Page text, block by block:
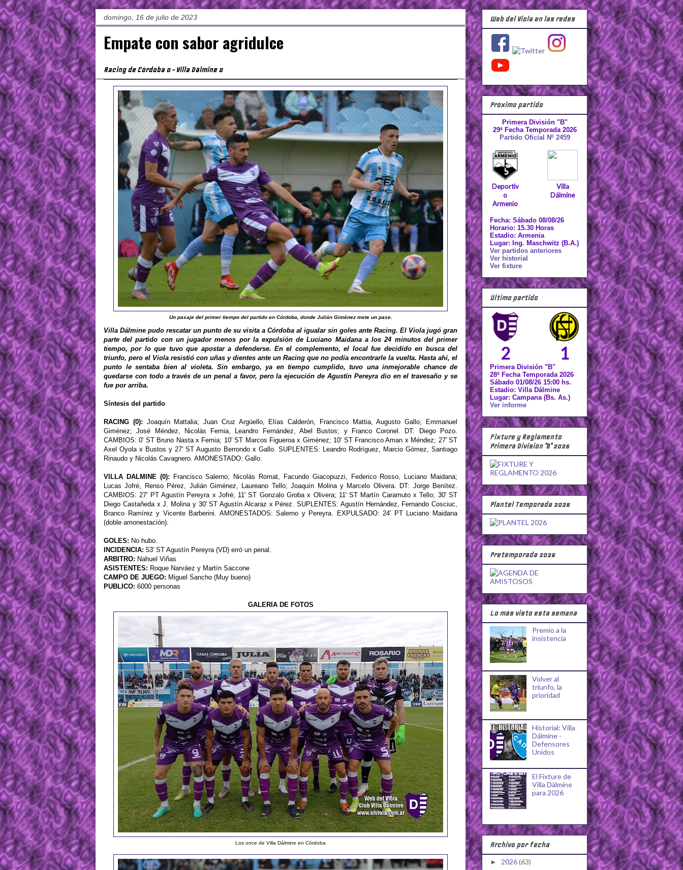
domingo, 16 de julio de 2023
Empate con sabor agridulce
Racing de Córdoba 0 - Villa Dálmine 0
Un pasaje del primer tiempo del partido en Córdoba, donde Julián Giménez mete un pase.
Villa Dálmine pudo rescatar un punto de su visita a Córdoba al igualar sin goles ante Racing. El Viola jugó gran
parte del partido con un jugador menos por la expulsión de Luciano Maidana a los 24 minutos del primer
tiempo, por lo que tuvo que apostar a defenderse. En el complemento, el local fue decidido en busca del
triunfo, pero el Viola resistió con uñas y dientes ante un Racing que no podía encontrarle la vuelta. Hasta ahí, el
punto le sentaba bien al violeta. Sin embargo, ya en tiempo cumplido, tuvo una inmejorable chance de
quedarse con todo a través de un penal a favor, pero la ejecución de Agustín Pereyra dio en el travesaño y se
fue por arriba.
Síntesis del partido
RACING (0): Joaquín Mattalia; Juan Cruz Argüello, Elías Calderón, Francisco Mattia, Augusto Gallo; Emmanuel
Giménez; José Méndez, Nicolás Femia, Leandro Fernández, Abel Bustos; y Franco Coronel. DT: Diego Pozo.
CAMBIOS: 0' ST Bruno Nasta x Femia; 10' ST Marcos Figueroa x Giménez; 10' ST Francisco Aman x Méndez; 27' ST
Axel Oyola x Bustos y 27' ST Augusto Berrondo x Gallo. SUPLENTES: Leandro Rodríguez, Marcio Gómez, Santiago
Rinaudo y Nicolás Cavagnero. AMONESTADO: Gallo.
VILLA DALMINE (0): Francisco Salerno; Nicolás Romat, Facundo Giacopuzzi, Federico Rosso, Luciano Maidana;
Lucas Jofré, Renso Pérez, Julián Giménez, Laureano Tello; Joaquín Molina y Marcelo Olivera. DT: Jorge Benítez.
CAMBIOS: 27' PT Agustín Pereyra x Jofré; 11' ST Gonzalo Groba x Olivera; 11' ST Martín Caramuto x Tello; 30' ST
Diego Castañeda x J. Molina y 30' ST Agustín Alcaraz x Pérez. SUPLENTES: Agustín Hernández, Fernando Cosciuc,
Branco Ramírez y Vicente Barberini. AMONESTADOS: Salerno y Pereyra. EXPULSADO: 24' PT Luciano Maidana
(doble amonestación).
GOLES: No hubo.
INCIDENCIA: 53' ST Agustín Pereyra (VD) erró un penal.
ARBITRO: Nahuel Viñas
ASISTENTES: Roque Narváez y Martín Saccone
CAMPO DE JUEGO: Miguel Sancho (Muy bueno)
PUBLICO: 6000 personas
GALERIA DE FOTOS
Los once de Villa Dálmine en Córdoba
Web del Viola en las redes
Próximo partido
Primera División "B"
29ª Fecha Temporada 2026
Partido Oficial Nº 2459
Deportiv
o
Armenio
Villa
Dálmine
Fecha: Sábado 08/08/26
Horario: 15.30 Horas
Estadio: Armenia
Lugar: Ing. Maschwitz (B.A.)
Ver partidos anteriores
Ver historial
Ver fixture
Último partido
2 1
Primera División "B"
28ª Fecha Temporada 2026
Sábado 01/08/26 15:00 hs.
Estadio: Villa Dálmine
Lugar: Campana (Bs. As.)
Ver informe
Fixture y Reglamento
Primera División "B" 2026
Plantel Temporada 2026
Pretemporada 2026
Lo más visto esta semana
Premio a la
insistencia
Volver al
triunfo, la
prioridad
Historial: Villa
Dálmine -
Defensores
Unidos
El Fixture de
Villa Dálmine
para 2026
Archivo por fecha
► 2026(63)